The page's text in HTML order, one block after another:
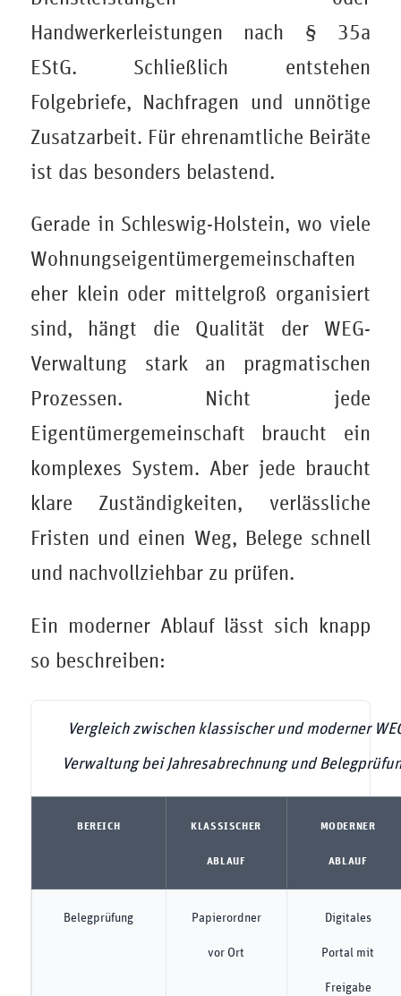
Handwerkerleistungen nach § 35a
EStG. Schließlich entstehen
Folgebriefe, Nachfragen und unnötige
Zusatzarbeit. Für ehrenamtliche Beiräte
ist das besonders belastend.
Gerade in Schleswig-Holstein, wo viele
Wohnungseigentümergemeinschaften
eher klein oder mittelgroß organisiert
sind, hängt die Qualität der WEG-
Verwaltung stark an pragmatischen
Prozessen. Nicht jede
Eigentümergemeinschaft braucht ein
komplexes System. Aber jede braucht
klare Zuständigkeiten, verlässliche
Fristen und einen Weg, Belege schnell
und nachvollziehbar zu prüfen.
Ein moderner Ablauf lässt sich knapp
so beschreiben:
Vergleich zwischen klassischer und moderner
Verwaltung bei Jahresabrechnung und
BEREICH KLASSISCHER
ABLAUF
MODERNER
ABLAUF
Belegprüfung Papierordner
vor Ort
Digitales
Portal mit
Freigabe